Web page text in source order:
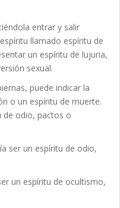
entrar y salir
llamado espíritu de
un espíritu de lujuria,
sexual.
puede indicar la
o un espíritu de muerte.
de odio, pactos o
ser un espíritu de odio,
un espíritu de ocultismo,